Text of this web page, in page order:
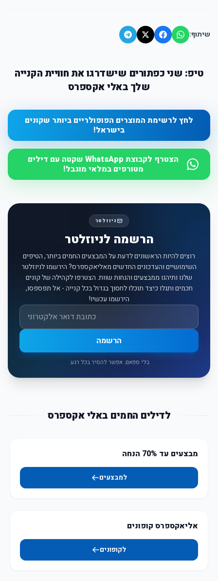
שיתוף:
טיפ: שני כפתורים שישדרגו את חוויית הקנייה
שלך באלי אקספרס
לחץ לרשימת המוצרים הפופולריים ביותר שקונים
בישראל!
הצטרף לקבוצת WhatsApp שקטה עם דילים
מטורפים במלאי מוגבל!
ניוזלטר
הרשמה לניוזלטר
רוצים להיות הראשונים לדעת על המבצעים החמים ביותר, הטיפים
השימושיים והעדכונים החדשים מאליאקספרס? הירשמו לניוזלטר
שלנו ותיהנו ממבצעים והנחות שוות. הצטרפו לקהילה של קונים
חכמים ותגלו כיצד תוכלו לחסוך בגדול בכל קנייה - אל תפספסו,
הירשמו עכשיו!
אימייל
הרשמה
בלי ספאם. אפשר להסיר בכל רגע.
לדילים החמים באלי אקספרס
מבצעים עד 70% הנחה
למבצעים
אליאקספרס קופונים
לקופונים